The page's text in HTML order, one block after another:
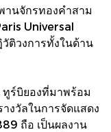
านจักรทองคำสาม
Universal
ติวงการทั้งในด้าน
ทูร์บิยองที่มาพร้อม
งวัลในการจัดแสดง
ถือ เป็นผลงาน